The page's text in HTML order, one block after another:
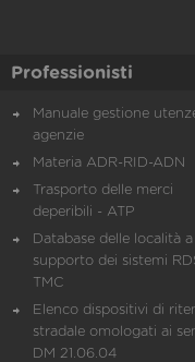
Professionisti
Manuale gestione
agenzie
Materia ADR-RID-ADN
Trasporto delle merci
deperibili - ATP
Database delle località a
supporto dei sistemi
TMC
Elenco dispositivi di
stradale omologati ai
DM 21.06.04